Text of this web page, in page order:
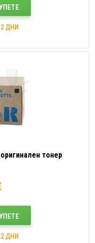
ДНИ
тонер
ДНИ